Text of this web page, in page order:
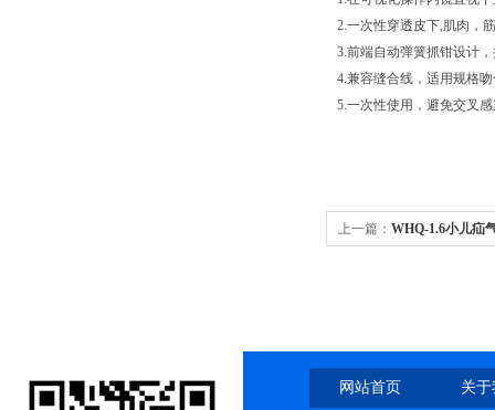
2.一次性穿透皮下,肌肉，
3.前端自动弹簧抓钳设计
4.兼容缝合线，适用规格
5.一次性使用，避免交叉
上一篇： WHQ-1.6小儿疝
网站首页 关